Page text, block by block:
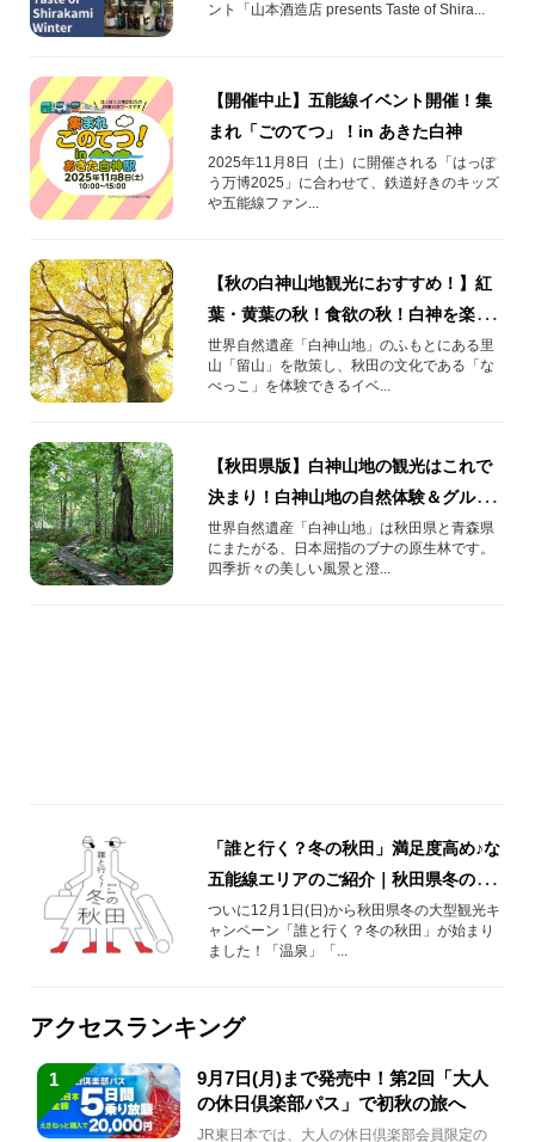
ント「山本酒造店 presents Taste of Shira...
【開催中止】五能線イベント開催！集
まれ「ごのてつ」！in あきた白神
2025年11月8日（土）に開催される「はっぽ
う万博2025」に合わせて、鉄道好きのキッズ
や五能線ファン...
【秋の白神山地観光におすすめ！】紅
葉・黄葉の秋！食欲の秋！白神を楽し
みつくす「大人のなべっこ遠足」をご
紹介
世界自然遺産「白神山地」のふもとにある里
山「留山」を散策し、秋田の文化である「な
べっこ」を体験できるイベ...
【秋田県版】白神山地の観光はこれで
決まり！白神山地の自然体験＆グルメ
スポット10選
世界自然遺産「白神山地」は秋田県と青森県
にまたがる、日本屈指のブナの原生林です。
四季折々の美しい風景と澄...
「誰と行く？冬の秋田」満足度高め♪な
五能線エリアのご紹介｜秋田県冬の大
型観光キャンペーン
ついに12月1日(日)から秋田県冬の大型観光キ
ャンペーン「誰と行く？冬の秋田」が始まり
ました！「温泉」「...
アクセスランキング
1
9月7日(月)まで発売中！第2回「大人
の休日倶楽部パス」で初秋の旅へ
JR東日本では、大人の休日倶楽部会員限定の